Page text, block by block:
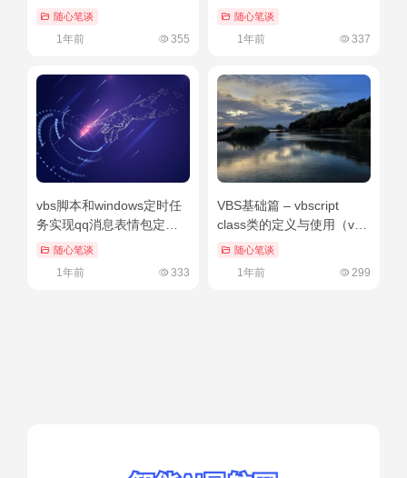
用可灵方法
随心笔谈
1年前 355
示功能随心笔谈
1年前 337
vbs脚本和windows定时任
务实现qq消息表情包定时
发送功能（qq定时发消息
随心笔谈
1年前 333
VBS基础篇 – vbscript
class类的定义与使用（vb
定义类）学到了吗
随心笔谈
1年前 299